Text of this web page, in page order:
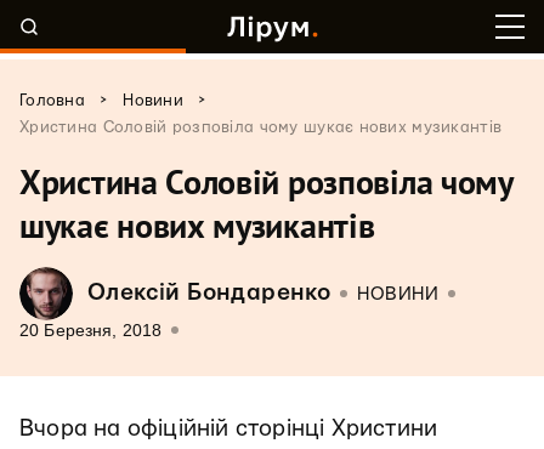
Головна > Новини
>
Христина Соловій розповіла чому шукає нових музикантів
Христина Соловій розповіла чому
шукає нових музикантів
Олексій Бондаренко НОВИНИ
20 Березня, 2018
Вчора на офіційній сторінці Христини